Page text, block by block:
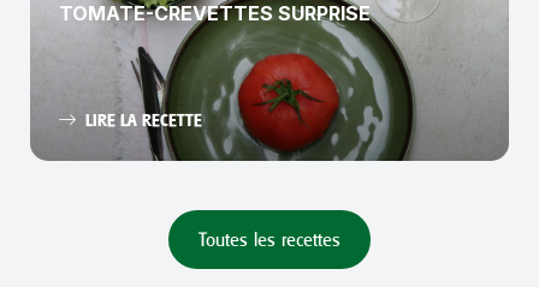
TOMATE-CREVETTES SURPRISE
LIRE LA RECETTE
Toutes les recettes